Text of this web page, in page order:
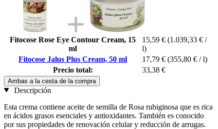
Fitocose Rose Eye Contour Cream, 15
ml
15,59 € (1.039,33 € /
l)
Fitocose Jalus Plus Cream, 50 ml
17,79 € (355,80 € / l)
Precio total:
33,38 €
Ambas a la cesta de la compra
Descripción
Esta crema contiene aceite de semilla de Rosa rubiginosa que es rica
en ácidos grasos esenciales y antioxidantes. También es conocido
por sus propiedades de renovación celular y reducción de arrugas.